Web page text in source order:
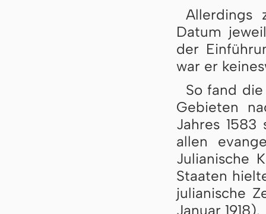
Allerdings
Datum
der
war er
So fand
Gebieten
Jahres
allen
Julianische
Staaten
julianische
Januar 1918).